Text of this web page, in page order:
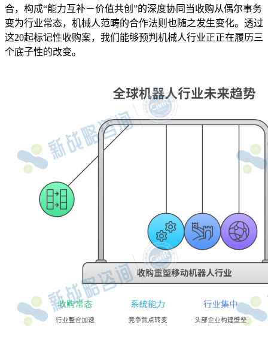
合，构成“能力互补－价值共创”的深度协同当收购从偶尔事务
变为行业常态，机械人范畴的合作法则也随之发生变化。透过
这20起标记性收购案，我们能够预判机械人行业正正在履历三
个底子性的改变。